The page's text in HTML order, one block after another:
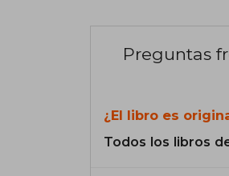
Preguntas
¿El libro es
Todos los libros